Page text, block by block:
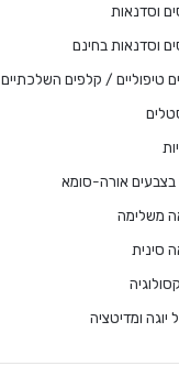
וסדנאות
וסדנאות בחינם
טיפוליים / קלפים השלכתיים
בצבעים אורה-סומא
משלימה
סינית
יוגה ומדיטציה